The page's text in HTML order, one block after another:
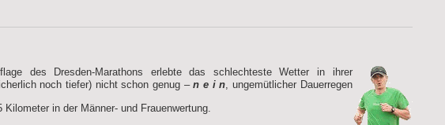
des Dresden-Marathons erlebte das schlechteste Wetter in ihrer
noch tiefer) nicht schon genug –n e i n, ungemütlicher Dauerregen
in der Männer- und Frauenwertung.